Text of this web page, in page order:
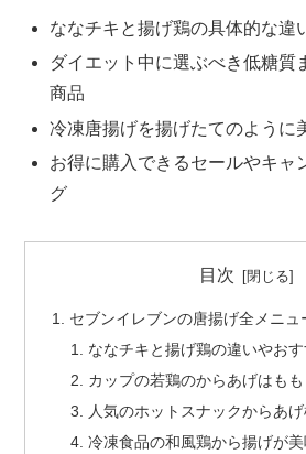
ななチキと揚げ鶏の具体的な違
ダイエット中に選ぶべき低糖質
商品
冷凍唐揚げを揚げたてのように
お得に購入できるセールやキャ
グ
目次
セブンイレブンの唐揚げ全メニ
ななチキと揚げ鶏の違いやお
カップの若鶏のからあげはも
人気のホットスナックからあげ
冷凍食品の和風鶏から揚げが